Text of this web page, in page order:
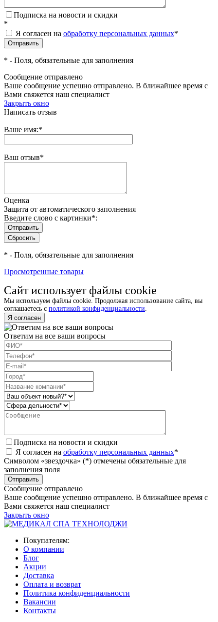
Подписка на новости и скидки
*
Я согласен на обработку персональных данных*
* - Поля, обязательные для заполнения
Сообщение отправлено
Ваше сообщение успешно отправлено. В ближайшее время с
Вами свяжется наш специалист
Закрыть окно
Написать отзыв
Ваше имя:*
Ваш отзыв*
Оценка
Защита от автоматического заполнения
Введите слово с картинки*:
* - Поля, обязательные для заполнения
Просмотренные товары
Сайт использует файлы cookie
Мы используем файлы cookie. Продолжая использование сайта, вы
соглашаетесь с политикой конфиденциальности
Я согласен
Ответим на все ваши вопросы
Подписка на новости и скидки
Я согласен на обработку персональных данных*
Символом «звездочка» (*) отмечены обязательные для
заполнения поля
Сообщение отправлено
Ваше сообщение успешно отправлено. В ближайшее время с
Вами свяжется наш специалист
Закрыть окно
Покупателям:
О компании
Блог
Акции
Доставка
Оплата и возврат
Политика конфиденциальности
Вакансии
Контакты